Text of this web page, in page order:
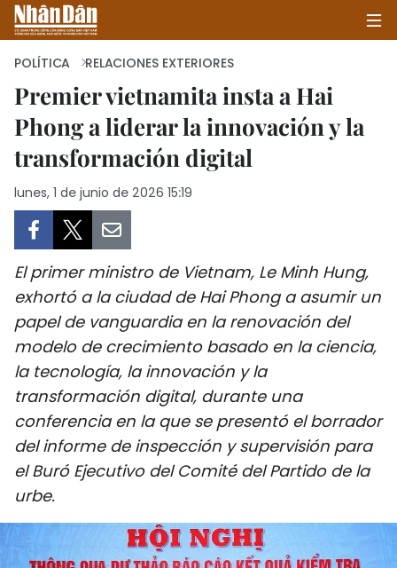
INICIO
POLÍTICA
SALUD - MEDIO AMBIENTE
CULTURA - ENTRETENIMIENTO
INTERNACIONAL
DEPORTES
VIAJES
HISTORIAS MULTIMEDIA
POLÍTICA RELACIONES EXTERIORES
Premier vietnamita insta a Hai
Phong a liderar la innovación y la
transformación digital
lunes, 1 de junio de 2026 15:19
El primer ministro de Vietnam, Le Minh Hung,
exhortó a la ciudad de Hai Phong a asumir un
papel de vanguardia en la renovación del
modelo de crecimiento basado en la ciencia,
la tecnología, la innovación y la
transformación digital, durante una
conferencia en la que se presentó el borrador
del informe de inspección y supervisión para
el Buró Ejecutivo del Comité del Partido de la
urbe.